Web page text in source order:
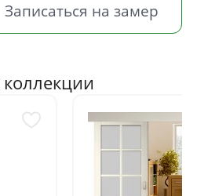
Записаться на замер